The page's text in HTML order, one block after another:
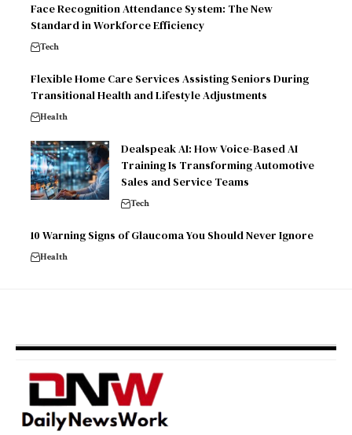
Face Recognition Attendance System: The New
Standard in Workforce Efficiency
Tech
Flexible Home Care Services Assisting Seniors During
Transitional Health and Lifestyle Adjustments
Health
Dealspeak AI: How Voice-Based AI
Training Is Transforming Automotive
Sales and Service Teams
Tech
10 Warning Signs of Glaucoma You Should Never Ignore
Health